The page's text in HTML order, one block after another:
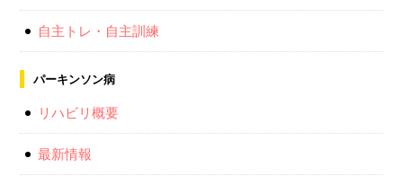
自主トレ・自主訓練
パーキンソン病
リハビリ概要
最新情報